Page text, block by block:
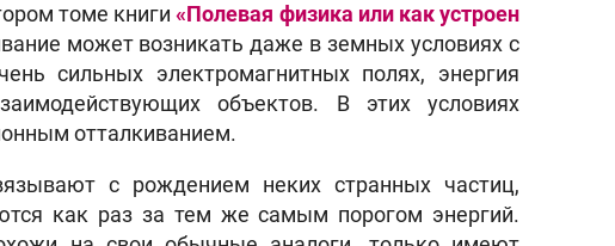
томе книги«Полевая физика или как устроен
может возникать даже в земных условиях с
сильных электромагнитных полях, энергия
объектов. В этих условиях
отталкиванием.
с рождением неких странных частиц,
как раз за тем же самым порогом энергий.